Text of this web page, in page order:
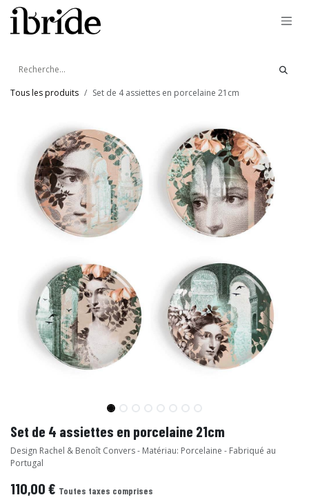
Se rendre au contenu
Tous les produits Set de 4 assiettes en porcelaine 21cm
Set de 4 assiettes en porcelaine 21cm
Design Rachel & Benoît Convers - Matériau: Porcelaine - Fabriqué au
Portugal
110,00€ Toutes taxes comprises